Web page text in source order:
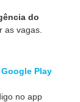
do
as vagas.
Google Play
no app